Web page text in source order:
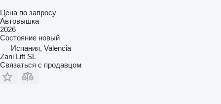
Цена по запросу
Автовышка
2026
Состояние новый
Испания, Valencia
Zani Lift SL
Связаться с продавцом